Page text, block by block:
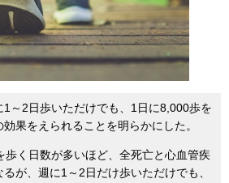
～2日歩いただけでも、1日に8,000歩を
果をえられることを明らかにした。
く日数が多いほど、全死亡と心血管疾
が、週に1～2日だけ歩いただけでも、